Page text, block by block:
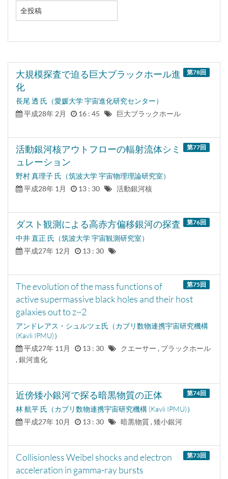
全投稿
第78回
大規模探査で迫る巨大ブラックホール進
化
長尾 透 氏（愛媛大学 宇宙進化研究センター）
平成28年 2月
16 : 45 巨大ブラックホール
第77回
活動銀河核アウトフローの輻射流体シミ
ュレーション
野村 真理子 氏（筑波大学 宇宙物理理論研究室）
平成28年 1月
13 : 30 活動銀河核
第76回
ダスト観測による高赤方偏移銀河の探査
中井 直正 氏（筑波大学 宇宙観測研究室）
平成27年 12月
13 : 30
第75回
The evolution of the mass functions of
active supermassive black holes and their host
galaxies out to z~2
アンドレアス・シュルツェ氏（カブリ数物連携宇宙研究機構
(Kavli IPMU)）
平成27年 11月
13 : 30
クエーサー , ブラックホール
, 銀河進化
第74回
近傍矮小銀河で探る暗黒物質の正体
林 航平 氏（カブリ数物連携宇宙研究機構 (Kavli IPMU)）
平成27年 10月
13 : 30 暗黒物質 , 矮小銀河
第73回
Collisionless Weibel shocks and electron
acceleration in gamma-ray bursts